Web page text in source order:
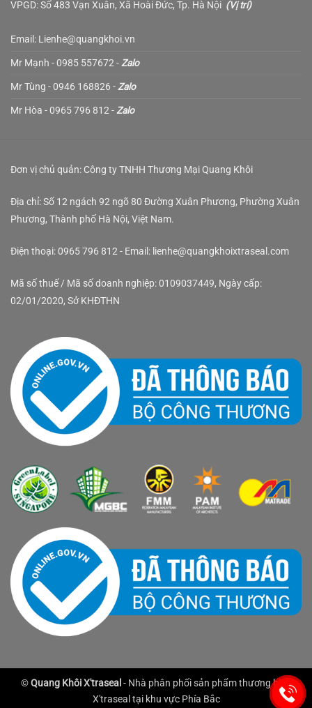
VPGD: Số 483 Vạn Xuân, Xã Hoài Đức, Tp. Hà Nội (Vị trí)
Email: Lienhe@quangkhoi.vn
Mr Mạnh - 0985 557672 - Zalo
Mr Tùng - 0946 168826 - Zalo
Mr Hòa - 0965 796 812 - Zalo
Đơn vị chủ quản: Công ty TNHH Thương Mại Quang Khôi
Địa chỉ: Số 12 ngách 92 ngõ 80 Đường Xuân Phương, Phường Xuân
Phương, Thành phố Hà Nội, Việt Nam.
Điện thoại: 0965 796 812 - Email: lienhe@quangkhoixtraseal.com
Mã số thuế / Mã số doanh nghiệp: 0109037449, Ngày cấp:
02/01/2020, Sở KHĐTHN
©Quang Khôi X'traseal - Nhà phân phối sản phẩm thương hiệu
X'traseal tại khu vực Phía Bắc